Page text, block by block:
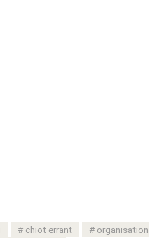
chiot errant
organisation